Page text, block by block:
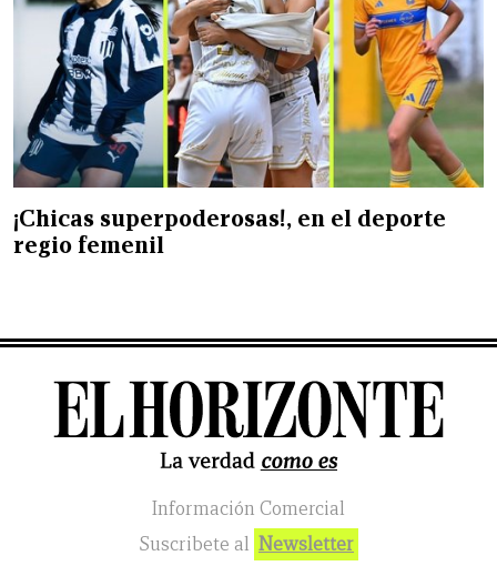
¡Chicas superpoderosas!, en el deporte
regio femenil
Información Comercial
Suscribete al Newsletter